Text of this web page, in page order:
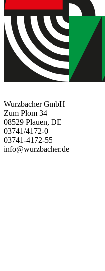
Wurzbacher GmbH
Zum Plom 34
08529 Plauen, DE
03741/4172-0
03741-4172-55
info@wurzbacher.de